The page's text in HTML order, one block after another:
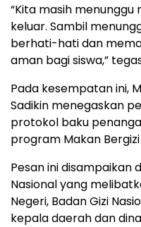
“Kita masih
keluar. Sambil
berhati-hati dan
aman bagi siswa,”
Pada kesempatan ini,
Sadikin menegaskan
protokol baku
program Makan
Pesan ini disampaikan
Nasional yang
Negeri, Badan Gizi
kepala daerah dan